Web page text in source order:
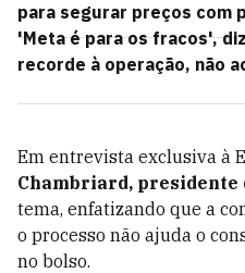
para segurar preços com
'Meta é para os fracos',
recorde à operação, não
Em entrevista exclusiva à
Chambriard, presidente
tema, enfatizando que a
o processo não ajuda o
no bolso.